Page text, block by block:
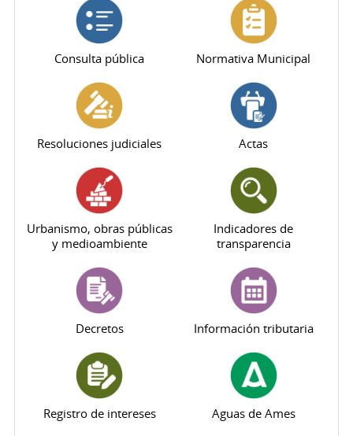
Consulta pública Normativa Municipal
Resoluciones judiciales Actas
Urbanismo, obras públicas
y medioambiente
Indicadores de
transparencia
Decretos Información tributaria
Registro de intereses Aguas de Ames